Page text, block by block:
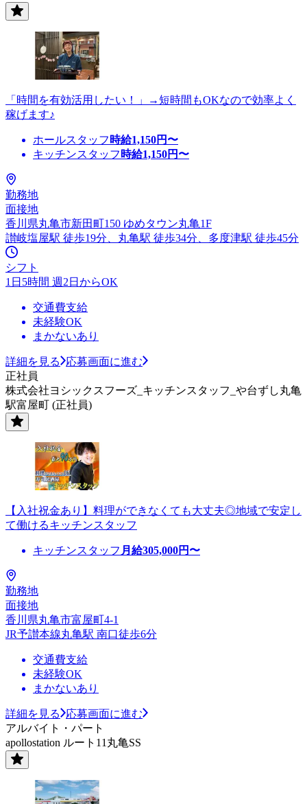
「時間を有効活用したい！」→短時間もOKなので効率よく
稼げます♪
ホールスタッフ 時給1,150円〜
キッチンスタッフ 時給1,150円〜
勤務地
面接地
香川県丸亀市新田町150 ゆめタウン丸亀1F
讃岐塩屋駅 徒歩19分、丸亀駅 徒歩34分、多度津駅 徒歩45分
シフト
1日5時間 週2日からOK
交通費支給
未経験OK
まかないあり
詳細を見る
応募画面に進む
正社員
株式会社ヨシックスフーズ_キッチンスタッフ_や台ずし丸亀
駅富屋町 (正社員)
【入社祝金あり】料理ができなくても大丈夫◎地域で安定し
て働けるキッチンスタッフ
キッチンスタッフ 月給305,000円〜
勤務地
面接地
香川県丸亀市富屋町4-1
JR予讃本線丸亀駅 南口徒歩6分
交通費支給
未経験OK
まかないあり
詳細を見る
応募画面に進む
アルバイト・パート
apollostation ルート11丸亀SS